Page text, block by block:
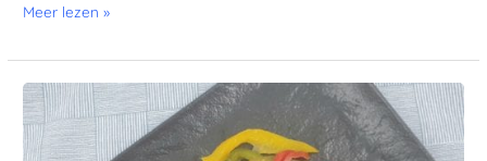
Meer lezen »
Giardiniera